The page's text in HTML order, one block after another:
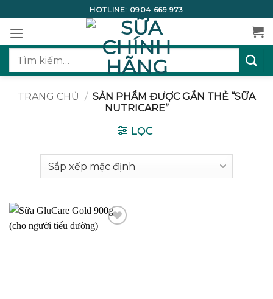
qua
nội
dung
HOTLINE: 0904.669.973
Tìm
TRANG CHỦ / SẢN PHẨM ĐƯỢC GẮN THẺ “SỮA
NUTRICARE”
LỌC